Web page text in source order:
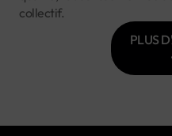
collectif.
PLUS